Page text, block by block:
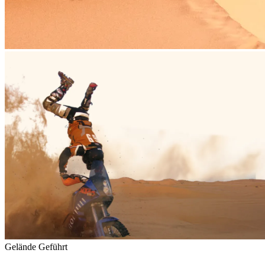
Gelände Geführt